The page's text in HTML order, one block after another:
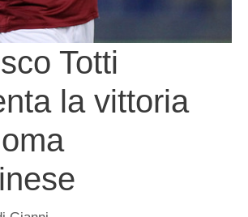
Totti
la vittoria